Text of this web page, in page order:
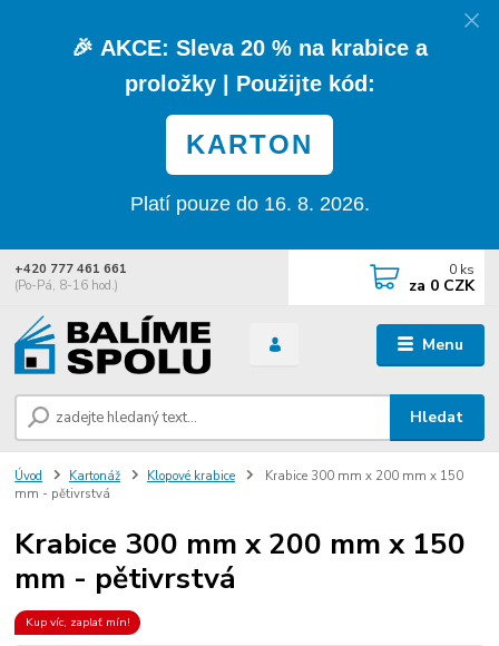
🎉 AKCE: Sleva 20 % na krabice a
proložky| Použijte kód:
KARTON
Platí pouze do 16. 8. 2026.
Menu
Hledat
+420 777 461 661
(Po-Pá, 8-16 hod.)
0 ks
za 0 CZK
Úvod Kartonáž Klopové krabice
Krabice 300 mm x 200 mm x 150
mm - pětivrstvá
Krabice 300 mm x 200 mm x 150
mm - pětivrstvá
Kup víc, zaplať mín!